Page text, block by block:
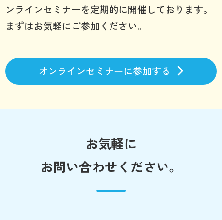
ンラインセミナーを定期的に開催しております。
まずはお気軽にご参加ください。
オンラインセミナーに参加する
お気軽に
お問い合わせください。